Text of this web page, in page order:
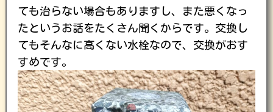
ても治らない場合もありますし、また悪くなっ
たというお話をたくさん聞くからです。交換し
てもそんなに高くない水栓なので、交換がおす
すめです。